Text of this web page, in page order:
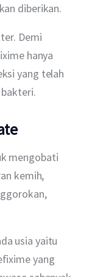
diberikan.
Demi
hanya
yang telah
mengobati
kemih,
usia yaitu
yang